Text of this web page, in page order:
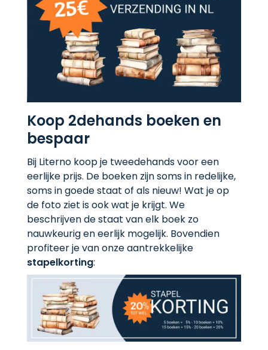
Koop 2dehands boeken en
bespaar
Bij Literno koop je tweedehands voor een
eerlijke prijs. De boeken zijn soms in redelijke,
soms in goede staat of als nieuw! Wat je op
de foto ziet is ook wat je krijgt. We
beschrijven de staat van elk boek zo
nauwkeurig en eerlijk mogelijk. Bovendien
profiteer je van onze aantrekkelijke
stapelkorting: